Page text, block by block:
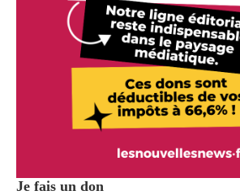
Je fais un don